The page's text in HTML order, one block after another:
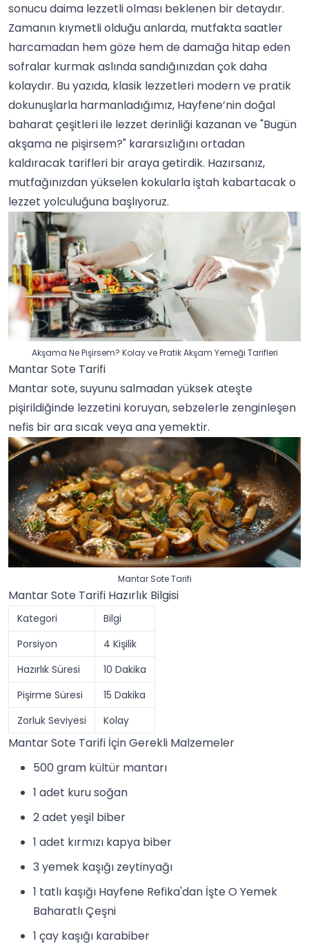
sonucu daima lezzetli olması beklenen bir detaydır.
Zamanın kıymetli olduğu anlarda, mutfakta saatler
harcamadan hem göze hem de damağa hitap eden
sofralar kurmak aslında sandığınızdan çok daha
kolaydır. Bu yazıda, klasik lezzetleri modern ve pratik
dokunuşlarla harmanladığımız, Hayfene’nin doğal
baharat çeşitleri ile lezzet derinliği kazanan ve "Bugün
akşama ne pişirsem?" kararsızlığını ortadan
kaldıracak tarifleri bir araya getirdik. Hazırsanız,
mutfağınızdan yükselen kokularla iştah kabartacak o
lezzet yolculuğuna başlıyoruz.
Akşama Ne Pişirsem? Kolay ve Pratik Akşam Yemeği Tarifleri
Mantar Sote Tarifi
Mantar sote, suyunu salmadan yüksek ateşte
pişirildiğinde lezzetini koruyan, sebzelerle zenginleşen
nefis bir ara sıcak veya ana yemektir.
Mantar Sote Tarifi
Mantar Sote Tarifi Hazırlık Bilgisi
Kategori
Bilgi
Porsiyon
4 Kişilik
Hazırlık Süresi
10 Dakika
Pişirme Süresi
15 Dakika
Zorluk Seviyesi
Kolay
Mantar Sote Tarifi İçin Gerekli Malzemeler
500 gram kültür mantarı
1 adet kurusoğan
2 adet yeşil biber
1 adet kırmızı kapya biber
3 yemek kaşığı zeytinyağı
1 tatlı kaşığı Hayfene Refika'dan İşte O Yemek
Baharatlı Çeşni
1 çay kaşığı karabiber